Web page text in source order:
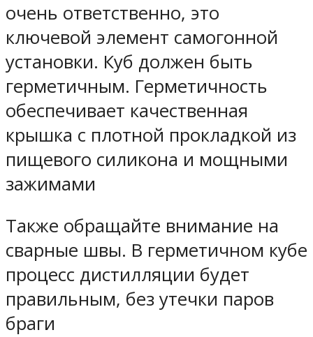
очень ответственно, это
ключевой элемент самогонной
установки. Куб должен быть
герметичным. Герметичность
обеспечивает качественная
крышка с плотной прокладкой из
пищевого силикона и мощными
зажимами
Также обращайте внимание на
сварные швы. В герметичном кубе
процесс дистилляции будет
правильным, без утечки паров
браги